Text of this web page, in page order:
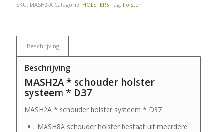
SKU: MASH2-A Categorie: HOLSTERS Tag: holster
Beschrijving
Beschrijving
MASH2A * schouder holster
systeem * D37
MASH2A * schouder holster systeem * D37
MASH8A schouder holster bestaat uit meerdere